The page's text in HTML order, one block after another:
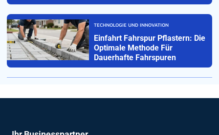
TECHNOLOGIE UND INNOVATION
Einfahrt Fahrspur Pflastern: Die
Optimale Methode Für
Dauerhafte Fahrspuren